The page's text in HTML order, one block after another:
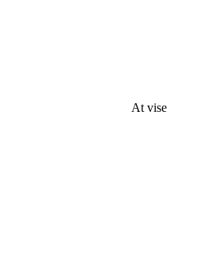
At vise